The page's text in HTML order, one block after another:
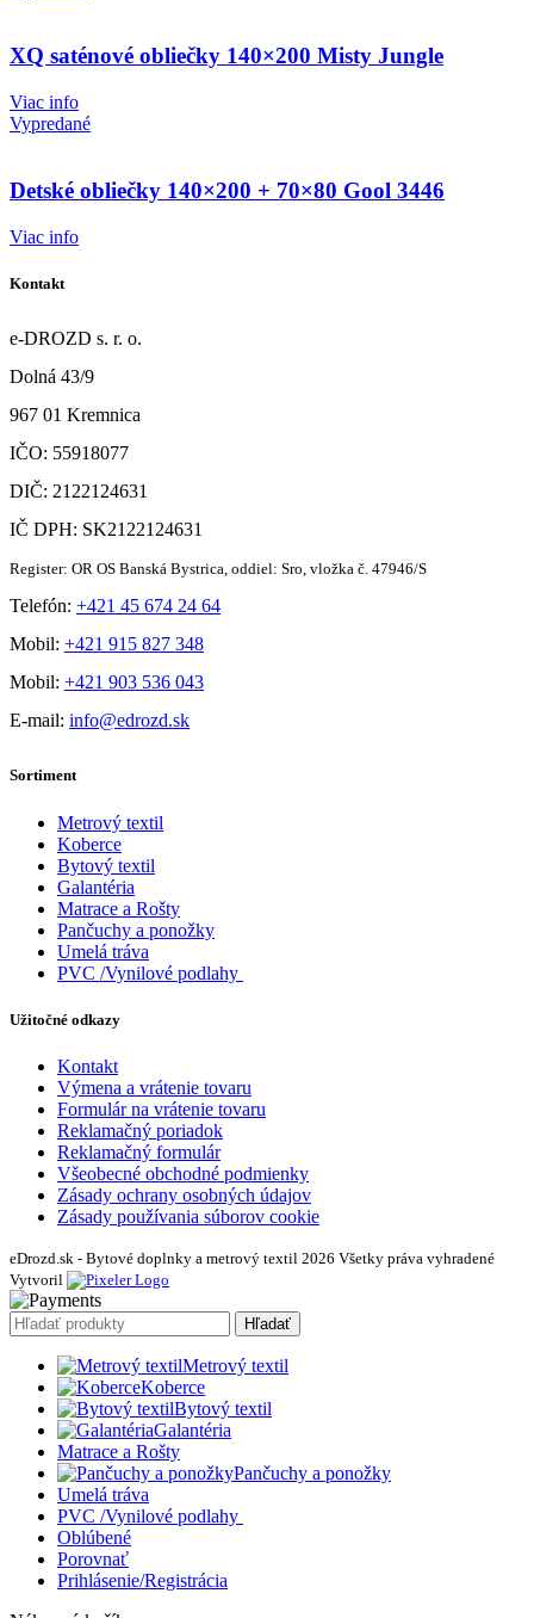
XQ saténové obliečky 140×200 Misty Jungle
Viac info
Vypredané
Detské obliečky 140×200 + 70×80 Gool 3446
Viac info
Kontakt
e-DROZD s. r. o.
Dolná 43/9
967 01 Kremnica
IČO: 55918077
DIČ: 2122124631
IČ DPH: SK2122124631
Register: OR OS Banská Bystrica, oddiel: Sro, vložka č. 47946/S
Telefón: +421 45 674 24 64
Mobil: +421 915 827 348
Mobil: +421 903 536 043
E-mail: info@edrozd.sk
Sortiment
Metrový textil
Koberce
Bytový textil
Galantéria
Matrace a Rošty
Pančuchy a ponožky
Umelá tráva
PVC /Vynilové podlahy
Užitočné odkazy
Kontakt
Výmena a vrátenie tovaru
Formulár na vrátenie tovaru
Reklamačný poriadok
Reklamačný formulár
Všeobecné obchodné podmienky
Zásady ochrany osobných údajov
Zásady používania súborov cookie
eDrozd.sk - Bytové doplnky a metrový textil 2026 Všetky práva vyhradené
Vytvoril
Hľadať
Metrový textil
Koberce
Bytový textil
Galantéria
Matrace a Rošty
Pančuchy a ponožky
Umelá tráva
PVC /Vynilové podlahy
Oblúbené
Porovnať
Prihlásenie/Registrácia